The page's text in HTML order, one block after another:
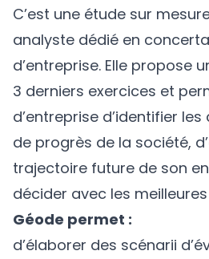
C’est une étude sur
analyste dédié en
d’entreprise. Elle propose
3 derniers exercices et
d’entreprise d’identifier
de progrès de la société,
trajectoire future de son
décider avec les
Géode permet :
d’élaborer des scénarii